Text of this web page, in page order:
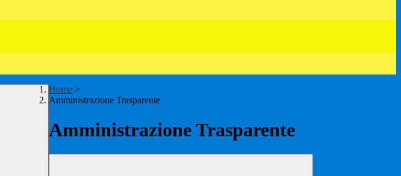
Home >
Amministrazione Trasparente
Amministrazione Trasparente